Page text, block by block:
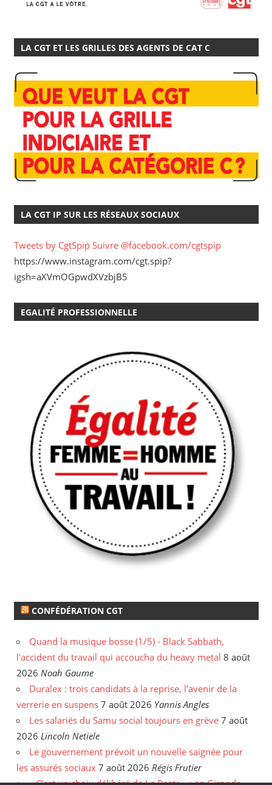
LA CGT ET LES GRILLES DES AGENTS DE CAT C
LA CGT IP SUR LES RÉSEAUX SOCIAUX
Tweets by CgtSpip Suivre @facebook.com/cgtspip
https://www.instagram.com/cgt.spip?
igsh=aXVmOGpwdXVzbjB5
EGALITÉ PROFESSIONNELLE
CONFÉDÉRATION CGT
Quand la musique bosse (1/5) - Black Sabbath,
l'accident du travail qui accoucha du heavy metal 8 août
2026 Noah Gaume
Duralex : trois candidats à la reprise, l’avenir de la
verrerie en suspens 7 août 2026 Yannis Angles
Les salariés du Samu social toujours en grève 7 août
2026 Lincoln Netiele
Le gouvernement prévoit un nouvelle saignée pour
les assurés sociaux 7 août 2026 Régis Frutier